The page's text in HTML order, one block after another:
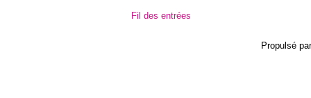
Fil des entrées
Propulsé